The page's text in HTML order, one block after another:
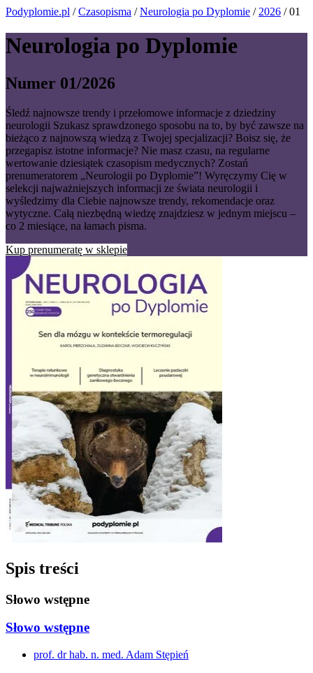
Podyplomie.pl /Czasopisma /Neurologia po Dyplomie / 2026 / 01
Neurologia po Dyplomie
Numer 01/2026
Śledź najnowsze trendy i przełomowe informacje z dziedziny
neurologii Szukasz sprawdzonego sposobu na to, by być zawsze na
bieżąco z najnowszą wiedzą z Twojej specjalizacji? Boisz się, że
przegapisz istotne informacje? Nie masz czasu, na regularne
wertowanie dziesiątek czasopism medycznych? Zostań
prenumeratorem „Neurologii po Dyplomie”! Wyręczymy Cię w
selekcji najważniejszych informacji ze świata neurologii i
wyśledzimy dla Ciebie najnowsze trendy, rekomendacje oraz
wytyczne. Całą niezbędną wiedzę znajdziesz w jednym miejscu –
co 2 miesiące, na łamach pisma.
Kup prenumeratę w sklepie
Spis treści
Słowo wstępne
Słowo wstępne
prof. dr hab. n. med. Adam Stępień